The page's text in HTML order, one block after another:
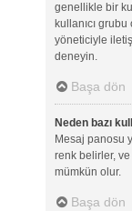
genellikle bir
kullanıcı
yöneticiyle
deneyin.
Başa dön
Neden bazı
Mesaj panosu
renk belirler,
mümkün olur.
Başa dön